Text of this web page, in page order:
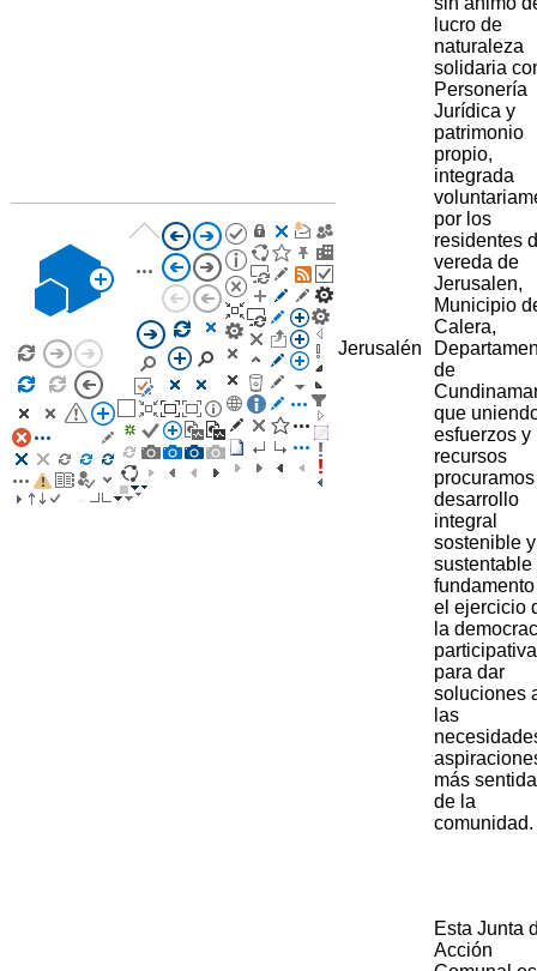
Jerusalén
lucro de
naturaleza
solidaria
Personería
Jurídica y
patrimonio
propio,
integrada
por los
residentes
vereda de
Jerusalen,
Municipio
Calera,
de
que
esfuerzos y
recursos
desarrollo
integral
sostenible y
sustentable
el ejercicio
la
para dar
soluciones
las
más
de la
comunidad.
​Esta Junta
Acción